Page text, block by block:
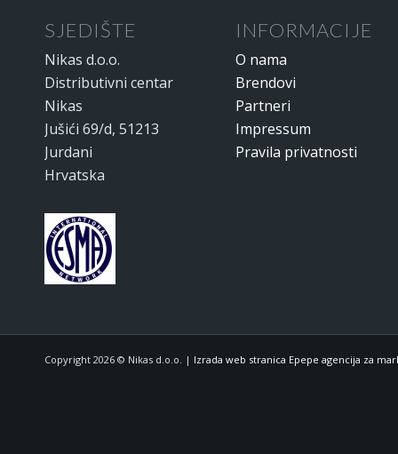
SJEDIŠTE
Nikas d.o.o.
Distributivni centar
Nikas
Jušići 69/d, 51213
Jurdani
Hrvatska
INFORMACIJE
O nama
Brendovi
Partneri
Impressum
Pravila privatnosti
Copyright 2026 © Nikas d.o.o. | Izrada web stranica Epepe agencija za